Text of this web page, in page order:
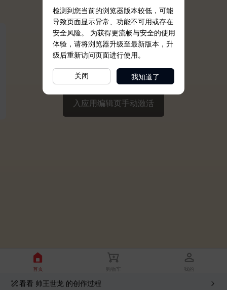
看看 帅王世龙 的创作过程
检测到您当前的浏览器版本较低，可能
导致页面显示异常、功能不可用或存在
安全风险。 为获得更流畅与安全的使用
体验，请将浏览器升级至最新版本，升
级后重新访问页面进行使用。
关闭 我知道了